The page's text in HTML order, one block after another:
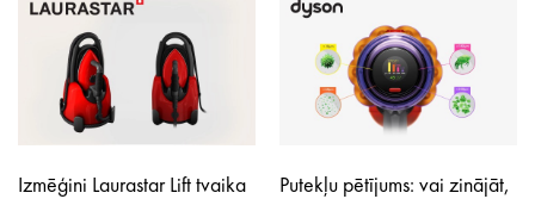
Izmēģini Laurastar Lift tvaika
Putekļu pētījums: vai zinājāt,